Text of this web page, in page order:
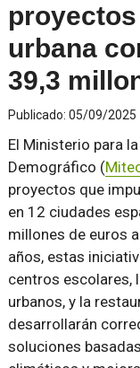
urbana
39,3
Publicado: 05/09/2025
El Ministerio para
Demográfico (
proyectos que
en 12 ciudades
millones de euros
años, estas
centros escolares,
urbanos, y la
desarrollarán
soluciones